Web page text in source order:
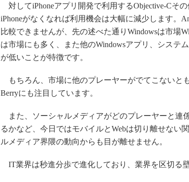
対してiPhoneアプリ開発で利用するObjective-Cそ
iPhoneがなくなれば利用機会は大幅に減少します。
比較できませんが、先の述べた通りWindowsは市場
は市場にも多く、また他のWindowsアプリ、システ
が低いことが特徴です。
もちろん、市場に他のプレーヤーがでてこないと
Berryにも注目しています。
また、ソーシャルメディアがどのプレーヤーと連
るかなど、今日ではモバイルとWebは切り離せない
ルメディア界隈の動向からも目が離せません。
IT業界は秒進分歩で進化しており、業界を区切る